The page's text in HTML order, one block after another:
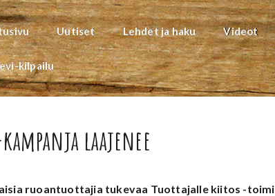
Uutiset Lehdet ja haku Videot
kilpailu
laajenee
ruoantuottajia tukevaa Tuottajalle kiitos -